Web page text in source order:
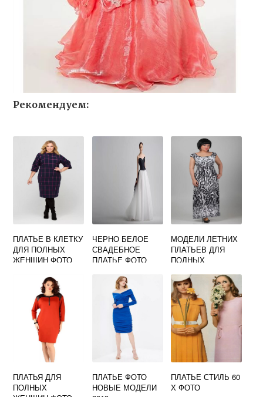
Рекомендуем:
ПЛАТЬЕ В КЛЕТКУ
ДЛЯ ПОЛНЫХ
ЖЕНЩИН ФОТО
ЧЕРНО БЕЛОЕ
СВАДЕБНОЕ
ПЛАТЬЕ ФОТО
МОДЕЛИ ЛЕТНИХ
ПЛАТЬЕВ ДЛЯ
ПОЛНЫХ
ПЛАТЬЯ ДЛЯ
ПОЛНЫХ
ПЛАТЬЕ ФОТО
НОВЫЕ МОДЕЛИ
ПЛАТЬЕ СТИЛЬ 60
Х ФОТО